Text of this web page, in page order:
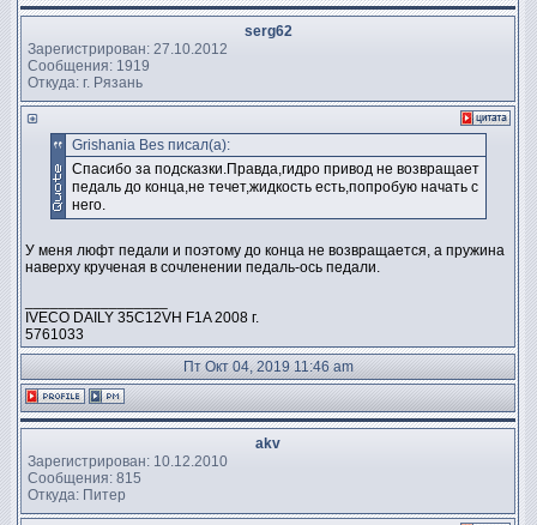
serg62
Зарегистрирован: 27.10.2012
Сообщения: 1919
Откуда: г. Рязань
Grishania Bes писал(а):
Спасибо за подсказки.Правда,гидро привод не возвращает
педаль до конца,не течет,жидкость есть,попробую начать с
него.
У меня люфт педали и поэтому до конца не возвращается, а пружина
наверху крученая в сочленении педаль-ось педали.
IVECO DAILY 35C12VH F1A 2008 г.
5761033
Пт Окт 04, 2019 11:46 am
akv
Зарегистрирован: 10.12.2010
Сообщения: 815
Откуда: Питер